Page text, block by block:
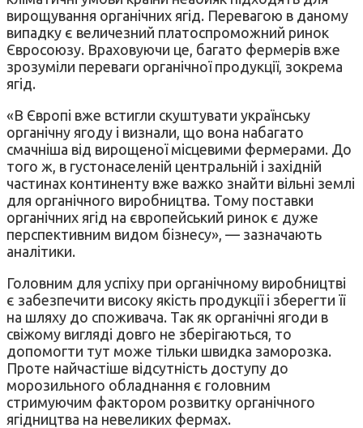
вирощування органічних ягід. Перевагою в даному
випадку є величезний платоспроможний ринок
Євросоюзу. Враховуючи це, багато фермерів вже
зрозуміли переваги органічної продукції, зокрема
ягід.
«В Європі вже встигли скуштувати українську
органічну ягоду і визнали, що вона набагато
смачніша від вирощеної місцевими фермерами. До
того ж, в густонаселеній центральній і західній
частинах континенту вже важко знайти вільні землі
для органічного виробництва. Тому поставки
органічних ягід на європейський ринок є дуже
перспективним видом бізнесу», — зазначають
аналітики.
Головним для успіху при органічному виробництві
є забезпечити високу якість продукції і зберегти її
на шляху до споживача. Так як органічні ягоди в
свіжому вигляді довго не зберігаються, то
допомогти тут може тільки швидка заморозка.
Проте найчастіше відсутність доступу до
морозильного обладнання є головним
стримуючим фактором розвитку органічного
ягідництва на невеликих фермах.